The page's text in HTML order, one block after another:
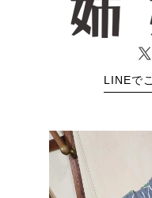
LINEで